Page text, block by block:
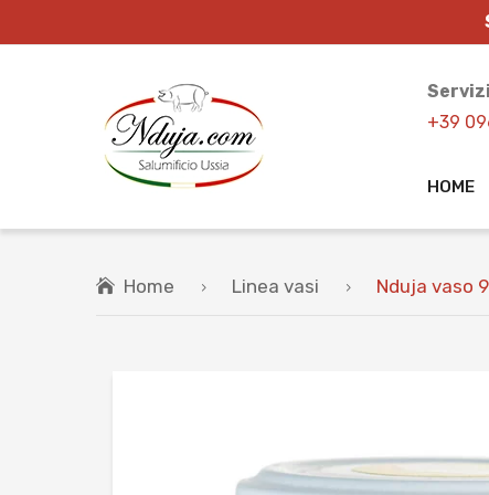
+39
HOME
Home Linea vasi Nduja vaso